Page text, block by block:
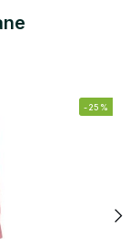
-25%